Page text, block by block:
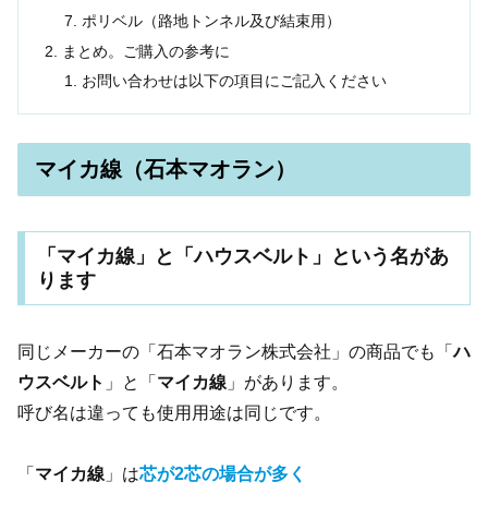
ポリベル（路地トンネル及び結束用）
まとめ。ご購入の参考に
お問い合わせは以下の項目にご記入ください
マイカ線（石本マオラン）
「マイカ線」と「ハウスベルト」という名があ
ります
同じメーカーの「石本マオラン株式会社」の商品でも「ハ
ウスベルト 」と「 マイカ線 」があります。
呼び名は違っても使用用途は同じです。
「 マイカ線 」は芯が2芯の場合が多く